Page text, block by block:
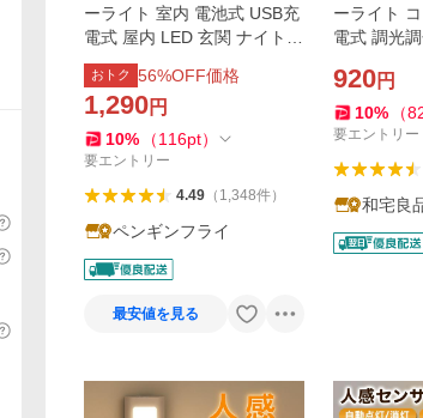
ーライト 室内 電池式 USB充
電式 屋内 LED 玄関 ナイトラ
イト 災害グッズ
おトク 56%OFF価格
1,290円
10% （116pt）
要エントリー
4.49（ 1,348件）
ペンギンフライ
最安値を見る
ーライト
電式 調光
センサー 足
年保証
920円
10% （
要エントリー
和宅良